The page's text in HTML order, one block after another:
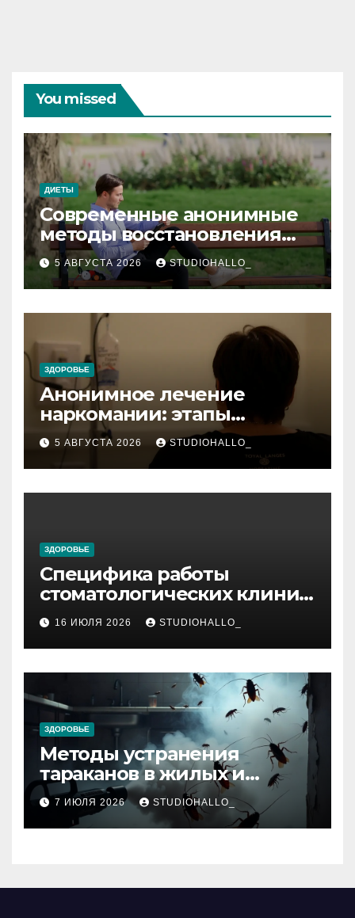
You missed
ДИЕТЫ
Современные анонимные
методы восстановления
при алкогольной
зависимости и
персональный подход
5 АВГУСТА 2026 STUDIOHALLO_
ЗДОРОВЬЕ
Анонимное лечение
наркомании: этапы
детоксикации,
реабилитации и УБОД
5 АВГУСТА 2026 STUDIOHALLO_
ЗДОРОВЬЕ
Специфика работы
стоматологических клиник
в мегаполисе
16 ИЮЛЯ 2026 STUDIOHALLO_
ЗДОРОВЬЕ
Методы устранения
тараканов в жилых и
нежилых помещениях
7 ИЮЛЯ 2026 STUDIOHALLO_